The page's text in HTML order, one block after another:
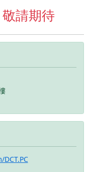
請期待